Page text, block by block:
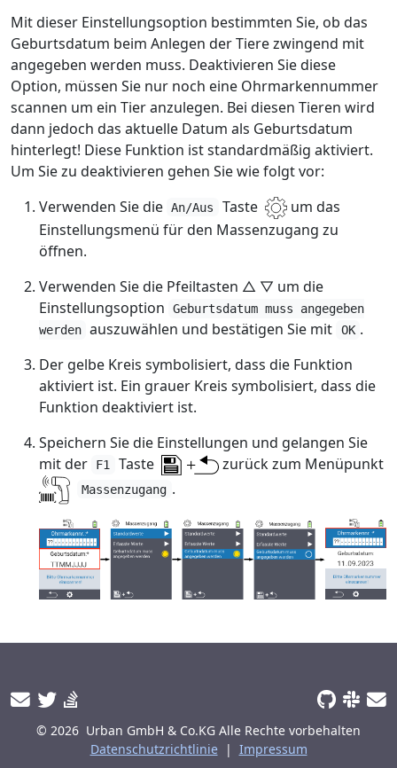
Mit dieser Einstellungsoption bestimmten Sie, ob das
Geburtsdatum beim Anlegen der Tiere zwingend mit
angegeben werden muss. Deaktivieren Sie diese
Option, müssen Sie nur noch eine Ohrmarkennummer
scannen um ein Tier anzulegen. Bei diesen Tieren wird
dann jedoch das aktuelle Datum als Geburtsdatum
hinterlegt! Diese Funktion ist standardmäßig aktiviert.
Um Sie zu deaktivieren gehen Sie wie folgt vor:
Verwenden Sie die An/Aus Taste
um das
Einstellungsmenü für den Massenzugang zu
öffnen.
Verwenden Sie die Pfeiltasten △ ▽ um die
Einstellungsoption
Geburtsdatum muss angegeben
werden auszuwählen und bestätigen Sie mit OK .
Der gelbe Kreis symbolisiert, dass die Funktion
aktiviert ist. Ein grauer Kreis symbolisiert, dass die
Funktion deaktiviert ist.
Speichern Sie die Einstellungen und gelangen Sie
mit der
F1 Taste zurück zum Menüpunkt
Massenzugang .
© 2026 Urban GmbH & Co.KG Alle Rechte vorbehalten
Datenschutzrichtlinie
| Impressum